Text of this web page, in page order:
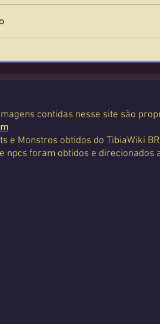
contidas nesse site são
e Monstros obtidos do TibiaWiki
npcs foram obtidos e direcionados